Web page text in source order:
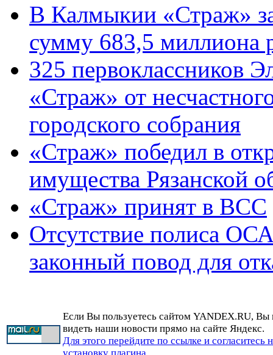
В Калмыкии «Страж»
сумму 683,5 миллиона
325 первоклассников
«Страж» от
городского собрания
«Страж» победил в
имущества Рязанской
«Страж» принят в ВСС
Отсутствие полиса
законный повод для
Если Вы пользуетесь сайтом YANDEX.RU, Вы
видеть наши новости прямо на сайте Яндекс.
Для этого перейдите по ссылке и согласитесь
установку плагина.